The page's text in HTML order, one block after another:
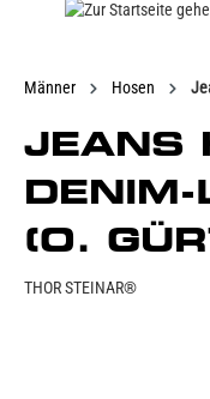
Männer Hosen
JEANS
DENIM-
(O.
THOR STEINAR®